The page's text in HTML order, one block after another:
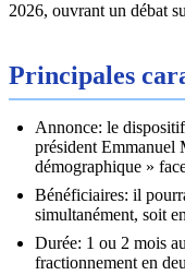
2026, ouvrant un débat
Principales
Annonce: le
président Emmanuel
démographique »
Bénéficiaires: il
simultanément, soit
Durée: 1 ou 2 mois
fractionnement en